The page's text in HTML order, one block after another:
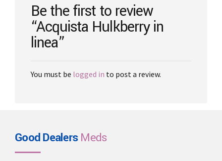
Be the first to review
“Acquista Hulkberry in
linea”
You must be logged in to post a review.
Good DealersMeds